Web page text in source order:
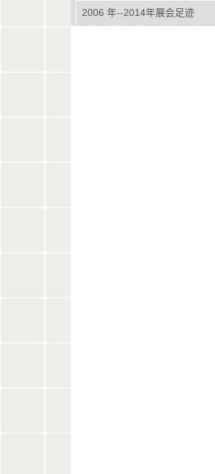
2006 年--2014年展会足迹